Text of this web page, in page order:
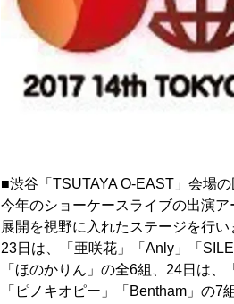
■渋谷「TSUTAYA O-EAST」会場
今年のショーケースライブの出演
展開を視野に入れたステージを行い
23日は、「亜咲花」「Anly」「
「ほのかりん」の全6組、24日は
「ピノキオピー」「Bentham」の7